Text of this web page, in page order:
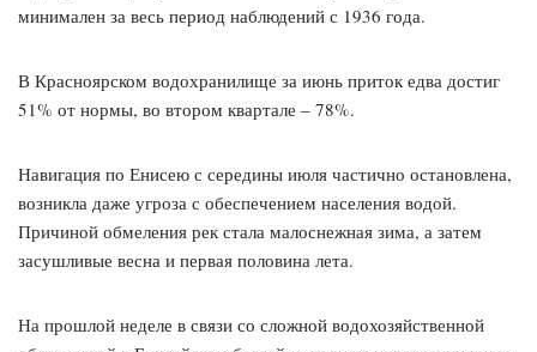
минимален за весь период наблюдений с 1936 года.
В Красноярском водохранилище за июнь приток едва достиг
51% от нормы, во втором квартале – 78%.
Навигация по Енисею с середины июля частично остановлена,
возникла даже угроза с обеспечением населения водой.
Причиной обмеления рек стала малоснежная зима, а затем
засушливые весна и первая половина лета.
На прошлой неделе в связи со сложной водохозяйственной